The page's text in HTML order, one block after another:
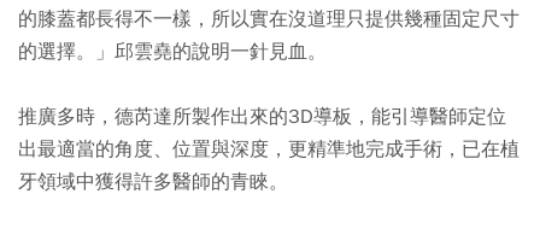
的膝蓋都長得不一樣，所以實在沒道理只提供幾種固定尺寸
的選擇。」邱雲堯的說明一針見血。
推廣多時，德芮達所製作出來的3D導板，能引導醫師定位
出最適當的角度、位置與深度，更精準地完成手術，已在植
牙領域中獲得許多醫師的青睞。